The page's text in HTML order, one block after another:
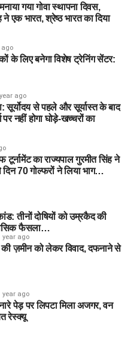
गया गोवा स्थापना दिवस,
ने एक भारत, श्रेष्ठ भारत का दिया
ago
के लिए बनेगा विशेष ट्रेनिंग सेंटर:
ago
सूर्योदय से पहले और सूर्यास्त के बाद
पर नहीं होगा घोड़े-खच्चरों का
टूर्नामेंट का राज्यपाल गुरमीत सिंह ने
70 गोल्फरों ने लिया भाग…
तीनों दोषियों को उम्रकैद की
फैसला…
year ago
की ज़मीन को लेकर विवाद, दफनाने से
year ago
पेड़ पर लिपटा मिला अजगर, वन
रेस्क्यू